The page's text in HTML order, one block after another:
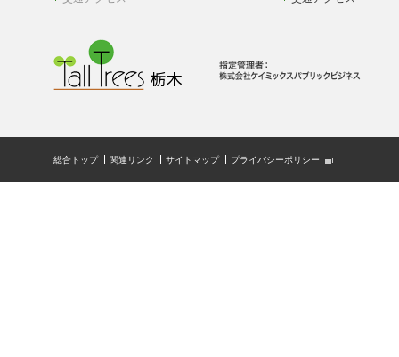
総合トップ 関連リンク サイトマップ プライバシーポリシー